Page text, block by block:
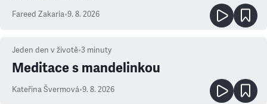
Fareed Zakaria•9. 8. 2026
Jeden den v životě•3 minuty
Meditace s mandelinkou
Kateřina Švermová•9. 8. 2026